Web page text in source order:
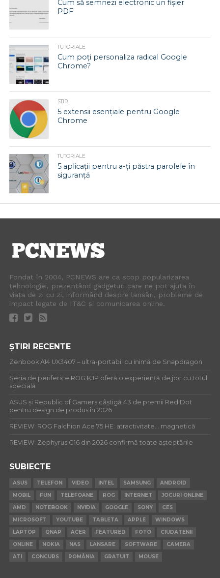
Cum să semnezi electronic un fișier
PDF
TUTORIALE
Cum poți personaliza radical Google
Chrome?
STIRI
5 extensii esențiale pentru Google
Chrome
TUTORIALE
5 aplicații pentru a-ți păstra parolele în
siguranță
Fondat în 2004, PCNEWS are ca scop popularizarea
tehnologiei, prezentând gadgeturi care ne pot ajuta în
viața de zi cu zi, informând despre lansări, probleme de
impact legate de IT&C și comunicarea online.
ȘTIRI RECENTE
Zenbook A14 UX3407 – ultra-portabil cu inimă de Snapdragon
Seria de periferice ROG KJP oferă o experiență de joc cu totul
specială
ASUS și Republic of Gamers câștigă 43 de premii Red Dot
pentru design de produs în 2026
REVIEW: ROG Falchion Ace 75 HE: atractivitate… magnetică
REVIEW: Zephyrus G16 din 2026 confirmă toate așteptările
SUBIECTE
ASUS TELEFON VIDEO INTEL SAMSUNG
ANDROID
MOBIL
FUN TELEFOANE ROG INTERNET
JOCURI ONLINE
AMD
NOTEBOOK NVIDIA GOOGLE SONY
CES
MICROSOFT
YOUTUBE TABLETA APPLE
WINDOWS
LAPTOP
QNAP ACER FEATURED FOTO
CIUDATENII
ONLINE
NOKIA NAS LANSARE SOFTWARE
CAMERA
ATI
CONCURS ROMÂNIA GRATUIT MOUSE